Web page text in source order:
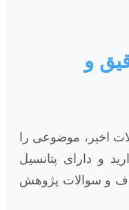
و
اخیر، موضوعی را
و دارای پتانسیل
و سوالات پژوهش